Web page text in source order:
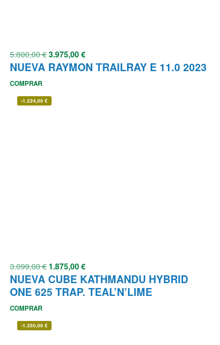
5.800,00€3.975,00€
NUEVA RAYMON TRAILRAY E 11.0 2023
COMPRAR
-1.224,00 €
3.099,00€ 1.875,00€
NUEVA CUBE KATHMANDU HYBRID
ONE 625 TRAP. TEAL’N’LIME
COMPRAR
-1.350,00 €